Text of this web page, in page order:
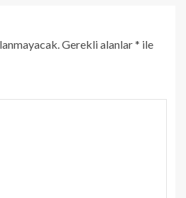
Gerekli alanlar* ile